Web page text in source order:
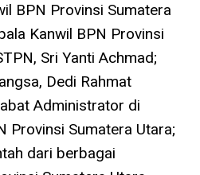
BPN Provinsi Sumatera
Kanwil BPN Provinsi
Sri Yanti Achmad;
Dedi Rahmat
Administrator di
Provinsi Sumatera Utara;
dari berbagai